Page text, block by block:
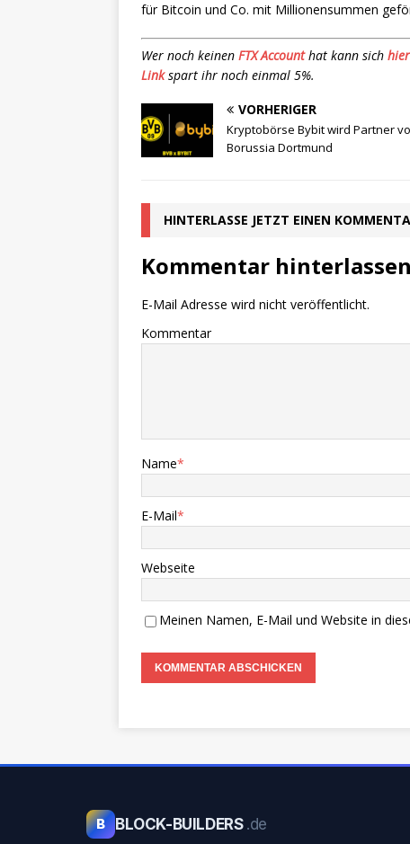
für Bitcoin und Co. mit Millionensummen
Wer noch keinen FTX Accounthat kann sich hier
Linkspart ihr noch einmal 5%.
VORHERIGER
Kryptobörse Bybit wird Partner
Borussia Dortmund
HINTERLASSE JETZT EINEN
Kommentar hinterlassen
E-Mail Adresse wird nicht veröffentlicht.
Kommentar
Name*
E-Mail*
Webseite
Meinen Namen, E-Mail und Website in
B BLOCK-BUILDERS .de